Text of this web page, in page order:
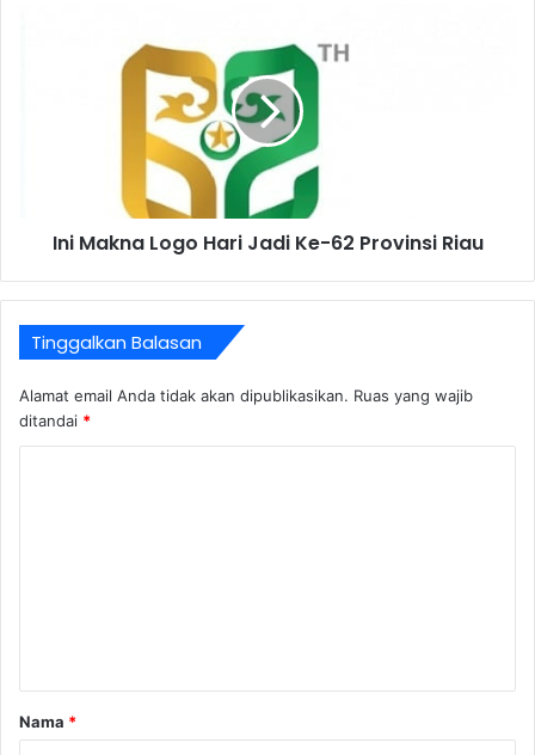
Ini Makna Logo Hari Jadi Ke-62 Provinsi Riau
Tinggalkan Balasan
Alamat email Anda tidak akan dipublikasikan. Ruas yang wajib
ditandai *
r
Nama *